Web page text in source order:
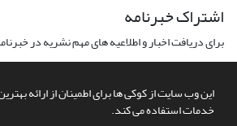
این وب سایت از کوکی ها برای اطمینان از ارائه
خدمات استفاده می کند.
اشتراک خبرنامه
برای دریافت اخبار و اطلاعیه های مهم نشریه در